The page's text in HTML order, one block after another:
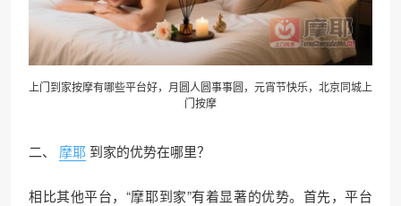
上门到家按摩有哪些平台好，月圆人圆事事圆，元宵节快乐， 北京同城 上
门按摩
二、 摩耶 到家的优势在哪里？
相比其他平台，“摩耶到家”有着显著的优势。首先，平台